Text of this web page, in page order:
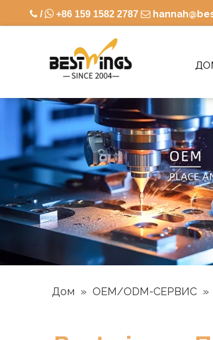
 / +86 159 1582 2787 
Дом » OEM/ODM-СЕРВИС »